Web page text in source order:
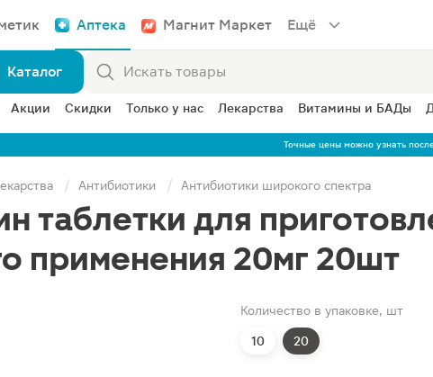
Аптека Магнит Маркет Ещё
Каталог
Акции Скидки Только у нас Лекарства Витамины и БАДы
Точные цены можно узнать
Антибиотики Антибиотики широкого спектра
таблетки для
применения 20мг 20шт
Количество в упаковке, шт
10 20